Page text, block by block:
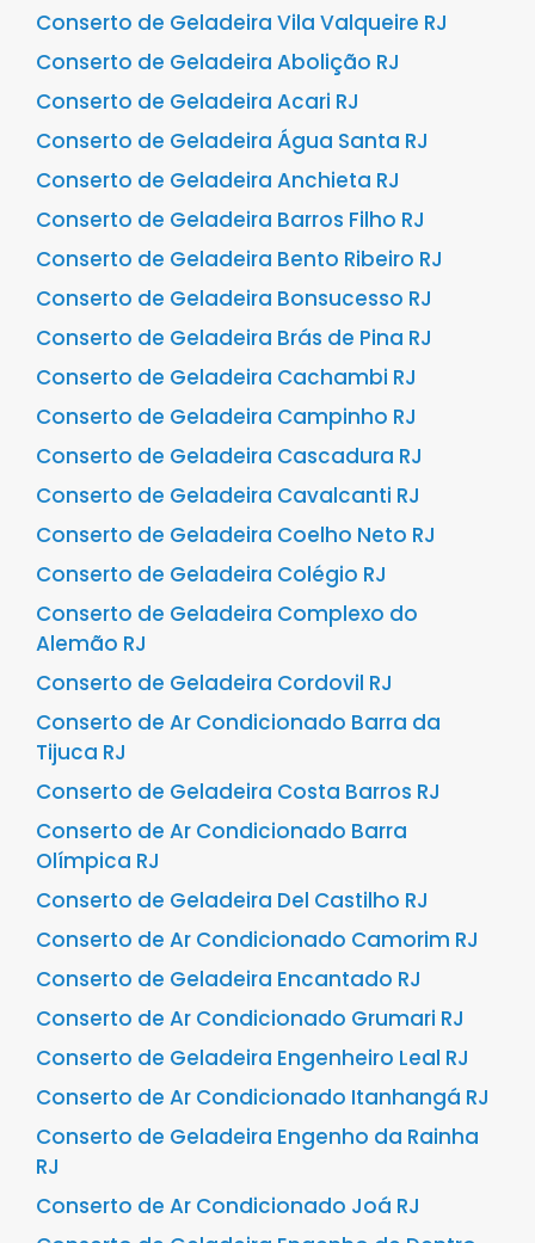
Conserto de Geladeira Vila Valqueire RJ
Conserto de Geladeira Abolição RJ
Conserto de Geladeira Acari RJ
Conserto de Geladeira Água Santa RJ
Conserto de Geladeira Anchieta RJ
Conserto de Geladeira Barros Filho RJ
Conserto de Geladeira Bento Ribeiro RJ
Conserto de Geladeira Bonsucesso RJ
Conserto de Geladeira Brás de Pina RJ
Conserto de Geladeira Cachambi RJ
Conserto de Geladeira Campinho RJ
Conserto de Geladeira Cascadura RJ
Conserto de Geladeira Cavalcanti RJ
Conserto de Geladeira Coelho Neto RJ
Conserto de Geladeira Colégio RJ
Conserto de Geladeira Complexo do
Alemão RJ
Conserto de Geladeira Cordovil RJ
Conserto de Ar Condicionado Barra da
Tijuca RJ
Conserto de Geladeira Costa Barros RJ
Conserto de Ar Condicionado Barra
Olímpica RJ
Conserto de Geladeira Del Castilho RJ
Conserto de Ar Condicionado Camorim RJ
Conserto de Geladeira Encantado RJ
Conserto de Ar Condicionado Grumari RJ
Conserto de Geladeira Engenheiro Leal RJ
Conserto de Ar Condicionado Itanhangá RJ
Conserto de Geladeira Engenho da Rainha
RJ
Conserto de Ar Condicionado Joá RJ